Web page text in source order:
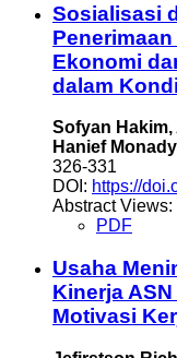
Sosialisasi
Ekonomi
dalam
Sofyan
Hanief Monady
326-331
DOI: https://
Abstract Views:
PDF
Usaha
Kinerja
Motivasi